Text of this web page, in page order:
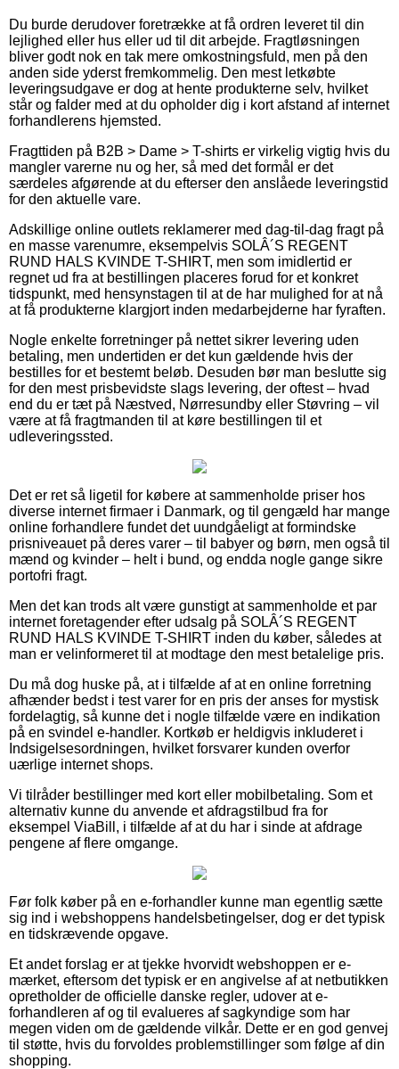
Du burde derudover foretrække at få ordren leveret til din
lejlighed eller hus eller ud til dit arbejde. Fragtløsningen
bliver godt nok en tak mere omkostningsfuld, men på den
anden side yderst fremkommelig. Den mest letkøbte
leveringsudgave er dog at hente produkterne selv, hvilket
står og falder med at du opholder dig i kort afstand af internet
forhandlerens hjemsted.
Fragttiden på B2B > Dame > T-shirts er virkelig vigtig hvis du
mangler varerne nu og her, så med det formål er det
særdeles afgørende at du efterser den anslåede leveringstid
for den aktuelle vare.
Adskillige online outlets reklamerer med dag-til-dag fragt på
en masse varenumre, eksempelvis SOLÂ´S REGENT
RUND HALS KVINDE T-SHIRT, men som imidlertid er
regnet ud fra at bestillingen placeres forud for et konkret
tidspunkt, med hensynstagen til at de har mulighed for at nå
at få produkterne klargjort inden medarbejderne har fyraften.
Nogle enkelte forretninger på nettet sikrer levering uden
betaling, men undertiden er det kun gældende hvis der
bestilles for et bestemt beløb. Desuden bør man beslutte sig
for den mest prisbevidste slags levering, der oftest – hvad
end du er tæt på Næstved, Nørresundby eller Støvring – vil
være at få fragtmanden til at køre bestillingen til et
udleveringssted.
Det er ret så ligetil for købere at sammenholde priser hos
diverse internet firmaer i Danmark, og til gengæld har mange
online forhandlere fundet det uundgåeligt at formindske
prisniveauet på deres varer – til babyer og børn, men også til
mænd og kvinder – helt i bund, og endda nogle gange sikre
portofri fragt.
Men det kan trods alt være gunstigt at sammenholde et par
internet foretagender efter udsalg på SOLÂ´S REGENT
RUND HALS KVINDE T-SHIRT inden du køber, således at
man er velinformeret til at modtage den mest betalelige pris.
Du må dog huske på, at i tilfælde af at en online forretning
afhænder bedst i test varer for en pris der anses for mystisk
fordelagtig, så kunne det i nogle tilfælde være en indikation
på en svindel e-handler. Kortkøb er heldigvis inkluderet i
Indsigelsesordningen, hvilket forsvarer kunden overfor
uærlige internet shops.
Vi tilråder bestillinger med kort eller mobilbetaling. Som et
alternativ kunne du anvende et afdragstilbud fra for
eksempel ViaBill, i tilfælde af at du har i sinde at afdrage
pengene af flere omgange.
Før folk køber på en e-forhandler kunne man egentlig sætte
sig ind i webshoppens handelsbetingelser, dog er det typisk
en tidskrævende opgave.
Et andet forslag er at tjekke hvorvidt webshoppen er e-
mærket, eftersom det typisk er en angivelse af at netbutikken
opretholder de officielle danske regler, udover at e-
forhandleren af og til evalueres af sagkyndige som har
megen viden om de gældende vilkår. Dette er en god genvej
til støtte, hvis du forvoldes problemstillinger som følge af din
shopping.